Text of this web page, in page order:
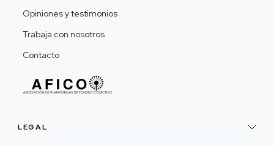
Opiniones y testimonios
Trabaja con nosotros
Contacto
LEGAL